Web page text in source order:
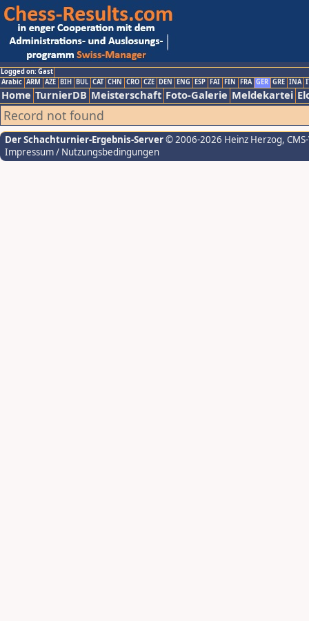
Logged on: Gast
Arabic ARM AZE BIH BUL CAT CHN CRO CZE DEN ENG ESP FAI FIN FRA GER GRE INA
Home TurnierDB Meisterschaft Foto-Galerie Meldekartei
Record not found
Der Schachturnier-Ergebnis-Server© 2006-2026 Heinz Herzog,
Impressum / Nutzungsbedingungen